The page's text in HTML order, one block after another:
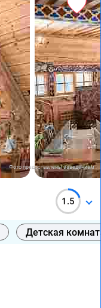
Фото предоставлены заведением
1.5
Детская